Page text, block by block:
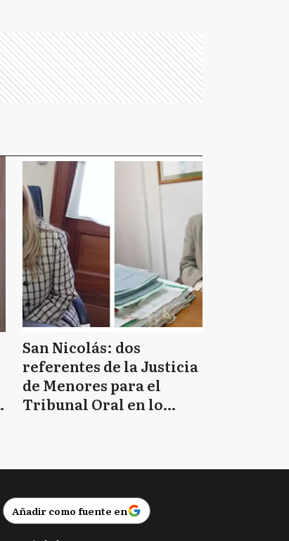
San Nicolás: dos
referentes de la Justicia
de Menores para el
Tribunal Oral en lo
Añadir como fuente en